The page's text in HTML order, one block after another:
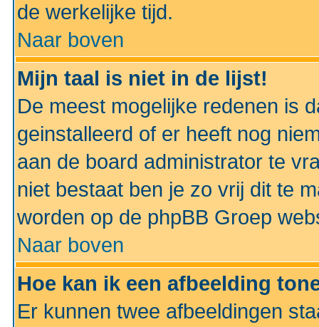
de werkelijke tijd.
Naar boven
Mijn taal is niet in de lijst!
De meest mogelijke redenen is
geinstalleerd of er heeft nog
aan de board administrator te
niet bestaat ben je zo vrij dit te
worden op de phpBB Groep
Naar boven
Hoe kan ik een afbeelding
Er kunnen twee afbeeldingen